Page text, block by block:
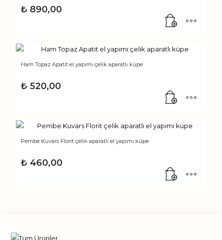
₺ 890,00
Ham Topaz Apatit el yapımı çelik aparatlı küpe
₺ 520,00
Pembe Kuvars Florit çelik aparatlı el yapımı küpe
₺ 460,00